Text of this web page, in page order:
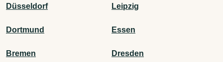
Düsseldorf Leipzig
Dortmund Essen
Bremen Dresden